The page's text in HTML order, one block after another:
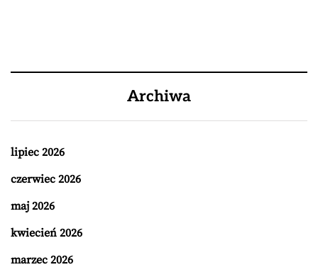
Archiwa
lipiec 2026
czerwiec 2026
maj 2026
kwiecień 2026
marzec 2026